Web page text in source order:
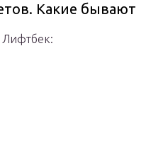
Какие бывают
Лифтбек: